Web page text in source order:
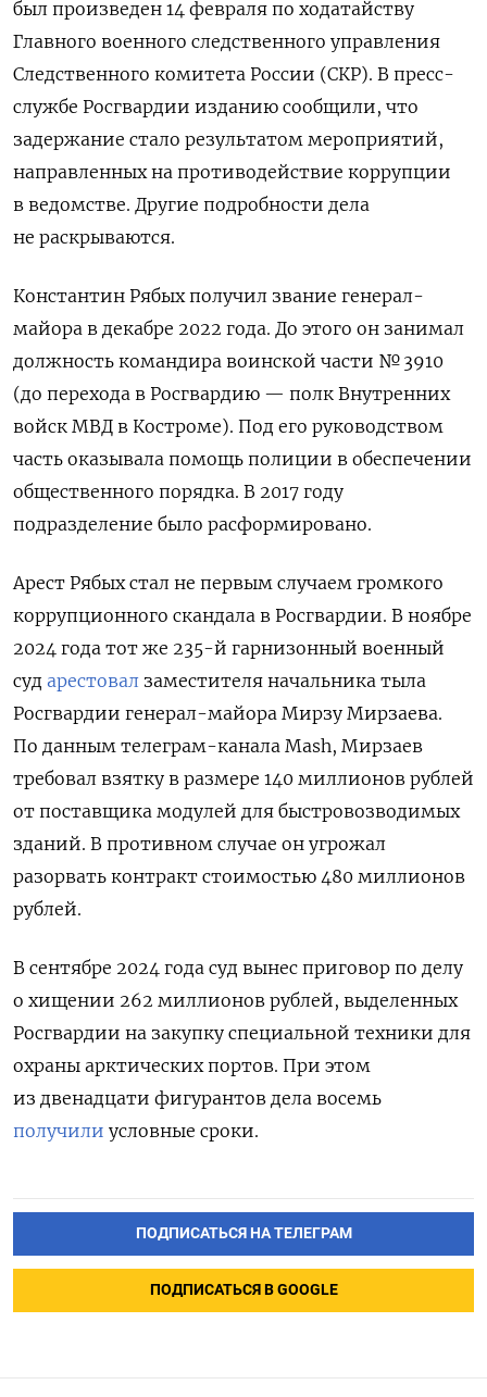
был произведен 14 февраля по ходатайству
Главного военного следственного управления
Следственного комитета России (СКР). В пресс-
службе Росгвардии изданию сообщили, что
задержание стало результатом мероприятий,
направленных на противодействие коррупции
в ведомстве. Другие подробности дела
не раскрываются.
Константин Рябых получил звание генерал-
майора в декабре 2022 года. До этого он занимал
должность командира воинской части № 3910
(до перехода в Росгвардию — полк Внутренних
войск МВД в Костроме). Под его руководством
часть оказывала помощь полиции в обеспечении
общественного порядка. В 2017 году
подразделение было расформировано.
Арест Рябых стал не первым случаем громкого
коррупционного скандала в Росгвардии. В ноябре
2024 года тот же 235-й гарнизонный военный
суд арестовал заместителя начальника тыла
Росгвардии генерал-майора Мирзу Мирзаева.
По данным телеграм-канала Mash, Мирзаев
требовал взятку в размере 140 миллионов рублей
от поставщика модулей для быстровозводимых
зданий. В противном случае он угрожал
разорвать контракт стоимостью 480 миллионов
рублей.
В сентябре 2024 года суд вынес приговор по делу
о хищении 262 миллионов рублей, выделенных
Росгвардии на закупку специальной техники для
охраны арктических портов. При этом
из двенадцати фигурантов дела восемь
получили условные сроки.
ПОДПИСАТЬСЯ НА ТЕЛЕГРАМ
ПОДПИСАТЬСЯ В GOOGLE